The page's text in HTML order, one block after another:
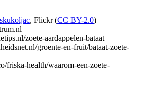
, Flickr (CC BY-2.0)
zoete-aardappelen-bataat
groente-en-fruit/bataat-zoete-
friska-health/waarom-een-zoete-